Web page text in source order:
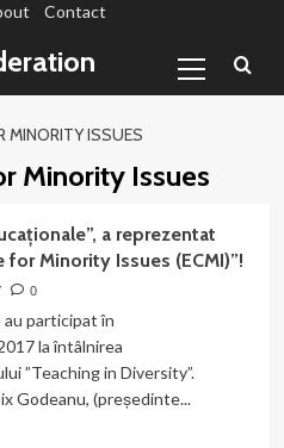
Contact
Menu
MINORITY ISSUES
Minority Issues
a reprezentat
for Minority Issues (ECMI)”!
0
participat în
la întâlnirea
”Teaching in Diversity”.
Godeanu, (președinte...